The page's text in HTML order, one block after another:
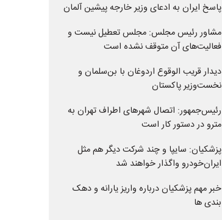
پاسخ ایران به ادعای وزیر خارجه پیشین آلمان
مشاور رئیس مجلس: مجلس تعطیل نیست و
فعالیت‌های آن متوقف نشده است
دیدار قریب الوقوع اردوغان با بن‌سلمان و
نخست‌وزیر پاکستان
رئیس‌جمهور: اتصال شهرهای اطراف تهران به
مترو در دستور کار است
پزشکیان: سایپا و چند شرکت دیگر هم مثل
ایران‌خودرو واگذار خواهند شد
خبر مهم پزشکیان درباره واریز یارانه و دهک
بندی ها